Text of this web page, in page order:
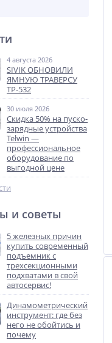
4 августа 2026
SIVIK ОБНОВИЛИ
ЯМНУЮ ТРАВЕРСУ
ТР-532
30 июля 2026
Скидка 50% на пуско-
зарядные устройства
Telwin —
профессиональное
оборудование по
выгодной цене
и советы
5 железных причин
купить современный
подъемник с
трехсекционными
подхватами в свой
автосервис!
Динамометрический
инструмент: где без
него не обойтись и
почему